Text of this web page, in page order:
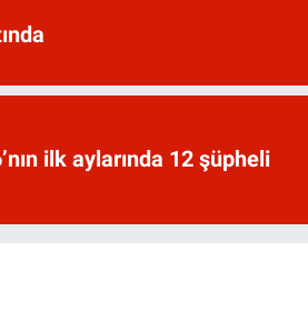
ilk aylarında 12 şüpheli